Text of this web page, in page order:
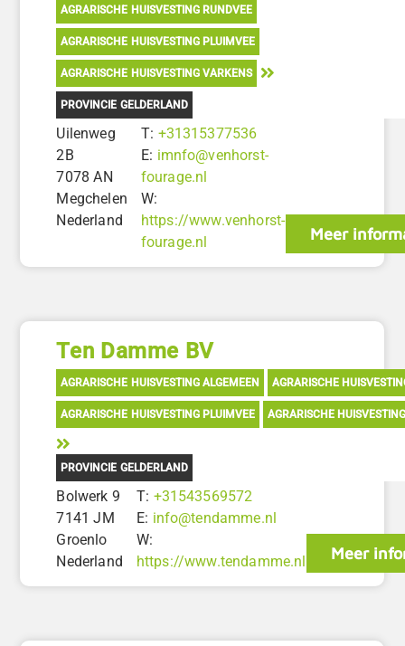
AGRARISCHE HUISVESTING RUNDVEE
AGRARISCHE HUISVESTING PLUIMVEE
AGRARISCHE HUISVESTING VARKENS
PROVINCIE GELDERLAND
Uilenweg
2B
7078 AN
Megchelen
Nederland
T: +31315377536
E: imnfo@venhorst-
fourage.nl
W:
https://www.venhorst-
fourage.nl
Meer
Ten Damme BV
AGRARISCHE HUISVESTING ALGEMEEN AGRARISCHE
AGRARISCHE HUISVESTING PLUIMVEE AGRARISCHE
PROVINCIE GELDERLAND
Bolwerk 9
7141 JM
Groenlo
Nederland
T: +31543569572
E: info@tendamme.nl
W:
https://www.tendamme.nl
Meer